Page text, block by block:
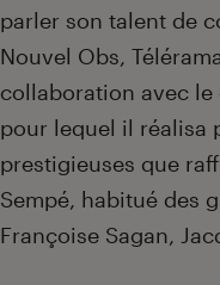
parler son talent de
Nouvel Obs,
collaboration avec le
pour lequel il réalisa
prestigieuses que
Sempé, habitué des
Françoise Sagan,